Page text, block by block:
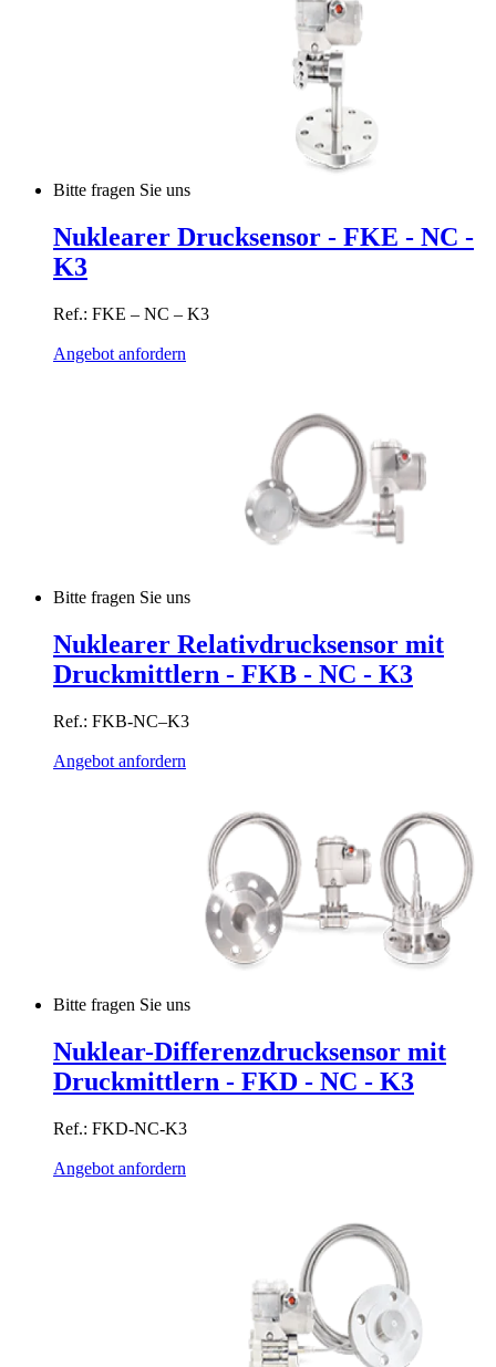
Bitte fragen Sie uns
Nuklearer Drucksensor - FKE - NC -
K3
Ref.: FKE – NC – K3
Angebot anfordern
Bitte fragen Sie uns
Nuklearer Relativdrucksensor mit
Druckmittlern - FKB - NC - K3
Ref.: FKB-NC–K3
Angebot anfordern
Bitte fragen Sie uns
Nuklear-Differenzdrucksensor mit
Druckmittlern - FKD - NC - K3
Ref.: FKD-NC-K3
Angebot anfordern